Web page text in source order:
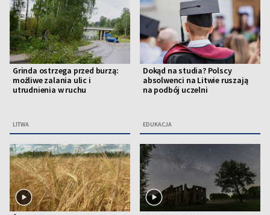
Grinda ostrzega przed burzą:
możliwe zalania ulic i
utrudnienia w ruchu
LITWA
Dokąd na studia? Polscy
absolwenci na Litwie ruszają
na podbój uczelni
EDUKACJA